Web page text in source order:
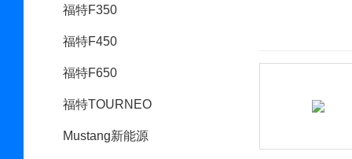
福特F350
福特F450
福特F650
福特TOURNEO
Mustang新能源